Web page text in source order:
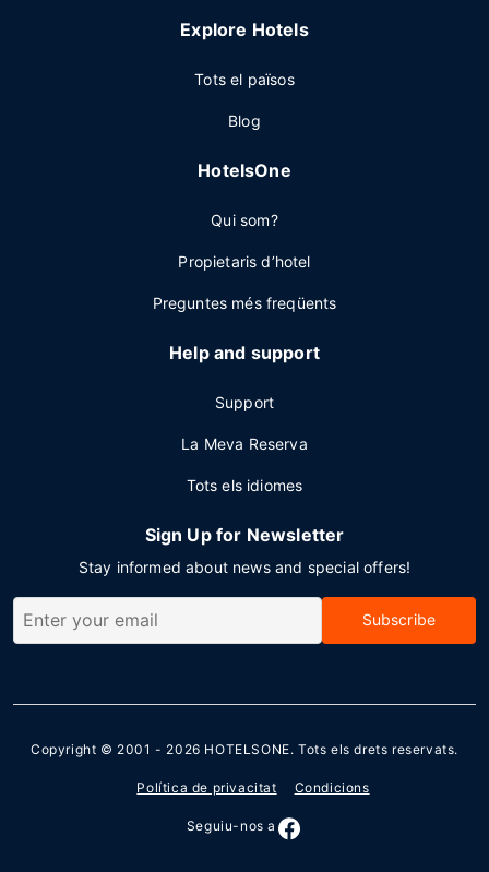
Explore Hotels
Tots el països
Blog
HotelsOne
Qui som?
Propietaris d’hotel
Preguntes més freqüents
Help and support
Support
La Meva Reserva
Tots els idiomes
Sign Up for Newsletter
Stay informed about news and special offers!
Subscribe
Copyright © 2001 - 2026 HOTELSONE. Tots els drets reservats.
Política de privacitat Condicions
Seguiu-nos a